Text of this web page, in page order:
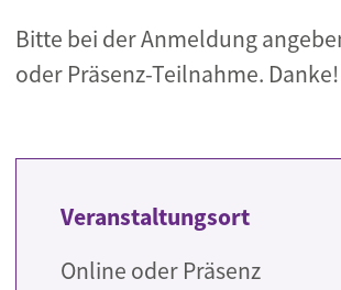
Bitte bei der Anmeldung
oder Präsenz-Teilnahme. Danke!
Veranstaltungsort
Online oder Präsenz